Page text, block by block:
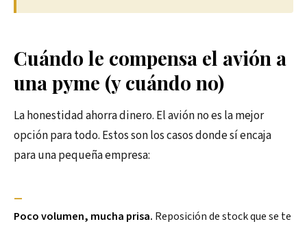
Cuándo le compensa el avión a
una pyme (y cuándo no)
La honestidad ahorra dinero. El avión no es la mejor
opción para todo. Estos son los casos donde sí encaja
para una pequeña empresa:
—
Poco volumen, mucha prisa. Reposición de stock que se te